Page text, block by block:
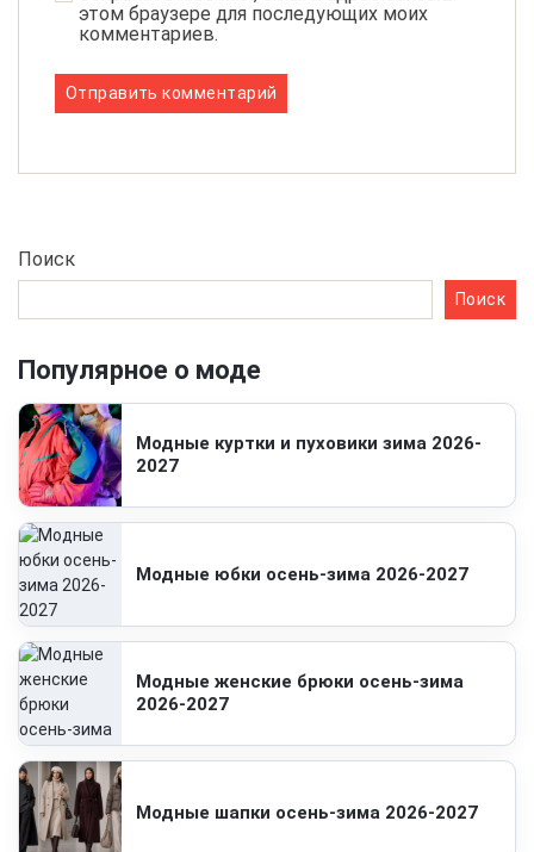
этом браузере для последующих моих
комментариев.
Поиск
Поиск
Популярное о моде
Модные куртки и пуховики зима 2026-
2027
Модные юбки осень-зима 2026-2027
Модные женские брюки осень-зима
2026-2027
Модные шапки осень-зима 2026-2027